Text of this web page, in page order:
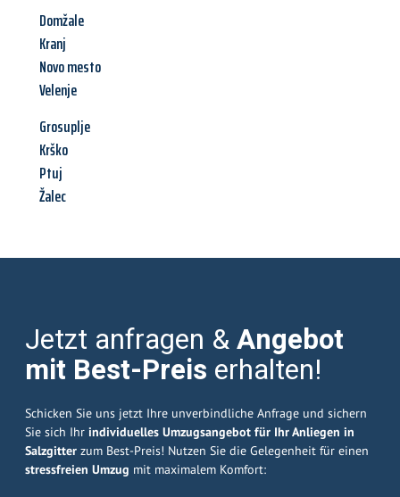
Domžale
Kranj
Novo mesto
Velenje
Grosuplje
Krško
Ptuj
Žalec
Jetzt anfragen &Angebot
mit Best-Preis erhalten!
Schicken Sie uns jetzt Ihre unverbindliche Anfrage und sichern
Sie sich Ihr individuelles Umzugsangebot für Ihr Anliegen in
Salzgitter zum Best-Preis! Nutzen Sie die Gelegenheit für einen
stressfreien Umzug mit maximalem Komfort: